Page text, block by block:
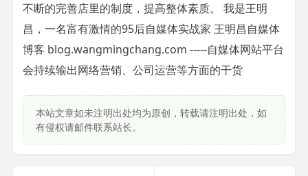
不断的完善店里的制度，提高整体素质。 我是王明
昌，一名富有激情的95后自媒体实战家 王明昌自媒体
博客 blog.wangmingchang.com -----自媒体网站平台
会持续输出网络营销、公司运营等方面的干货
本站文章如未注明出处均为原创，转载请注明出处，如
有侵权请邮件联系站长。